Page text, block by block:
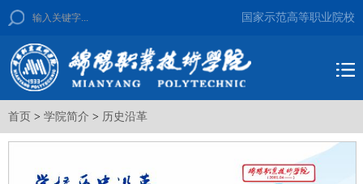
国家示范高等职业院校
首页 > 学院简介 > 历史沿革